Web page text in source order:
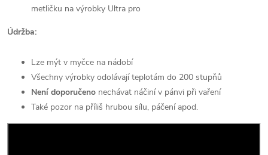
metličku na výrobky Ultra pro
Údržba:
Lze mýt v myčce na nádobí
Všechny výrobky odolávají teplotám do 200 stupňů
Není doporučeno nechávat náčiní v pánvi při vaření
Také pozor na příliš hrubou sílu, páčení apod.